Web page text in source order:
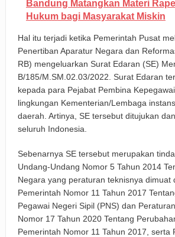
Bandung Matangkan Materi
Hukum bagi Masyarakat Miskin
Hal itu terjadi ketika Pemerintah Pusat
Penertiban Aparatur Negara dan
RB) mengeluarkan Surat Edaran (SE)
B/185/M.SM.02.03/2022. Surat Edaran
kepada para Pejabat Pembina
lingkungan Kementerian/Lembaga
daerah. Artinya, SE tersebut ditujukan
seluruh Indonesia.
Sebenarnya SE tersebut merupakan
Undang-Undang Nomor 5 Tahun 2014
Negara yang peraturan teknisnya dimuat
Pemerintah Nomor 11 Tahun 2017
Pegawai Negeri Sipil (PNS) dan
Nomor 17 Tahun 2020 Tentang
Pemerintah Nomor 11 Tahun 2017, serta